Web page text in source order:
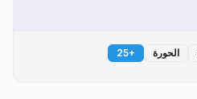
الحورة +
25